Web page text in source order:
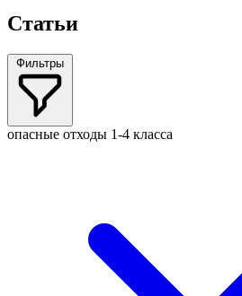
Статьи
Фильтры
опасные отходы 1-4 класса